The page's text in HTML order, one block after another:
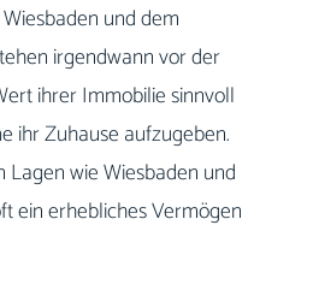
und dem
irgendwann vor der
ihrer Immobilie sinnvoll
ihr Zuhause aufzugeben.
wie Wiesbaden und
ein erhebliches Vermögen